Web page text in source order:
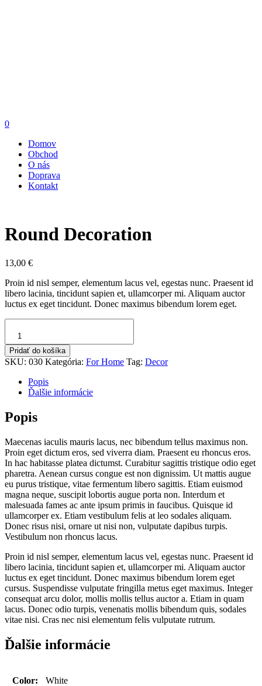
0
Domov
Obchod
O nás
Doprava
Kontakt
Round Decoration
13,00 €
Proin id nisl semper, elementum lacus vel, egestas nunc. Praesent id
libero lacinia, tincidunt sapien et, ullamcorper mi. Aliquam auctor
luctus ex eget tincidunt. Donec maximus bibendum lorem eget.
Round
Decoration
Pridať do košíka
SKU: 030 Kategória: For Home Tag: Decor
Popis
Ďalšie informácie
Popis
Maecenas iaculis mauris lacus, nec bibendum tellus maximus non.
Proin eget dictum eros, sed viverra diam. Praesent eu rhoncus eros.
In hac habitasse platea dictumst. Curabitur sagittis tristique odio eget
pharetra. Aenean cursus congue est non dignissim. Ut mattis augue
eu purus tristique, vitae fermentum libero sagittis. Etiam euismod
magna neque, suscipit lobortis augue porta non. Interdum et
malesuada fames ac ante ipsum primis in faucibus. Quisque id
ullamcorper ex. Etiam vestibulum felis at leo sodales aliquam.
Donec risus nisi, ornare ut nisi non, vulputate dapibus turpis.
Vestibulum non rhoncus lacus.
Proin id nisl semper, elementum lacus vel, egestas nunc. Praesent id
libero lacinia, tincidunt sapien et, ullamcorper mi. Aliquam auctor
luctus ex eget tincidunt. Donec maximus bibendum lorem eget
cursus. Suspendisse vulputate fringilla metus eget maximus. Integer
consequat arcu dolor, mollis mollis tellus auctor a. Etiam in quam
lacus. Donec odio turpis, venenatis mollis bibendum quis, sodales
vitae nisi. Cras nec nisi elementum felis vulputate rutrum.
Ďalšie informácie
Color: White